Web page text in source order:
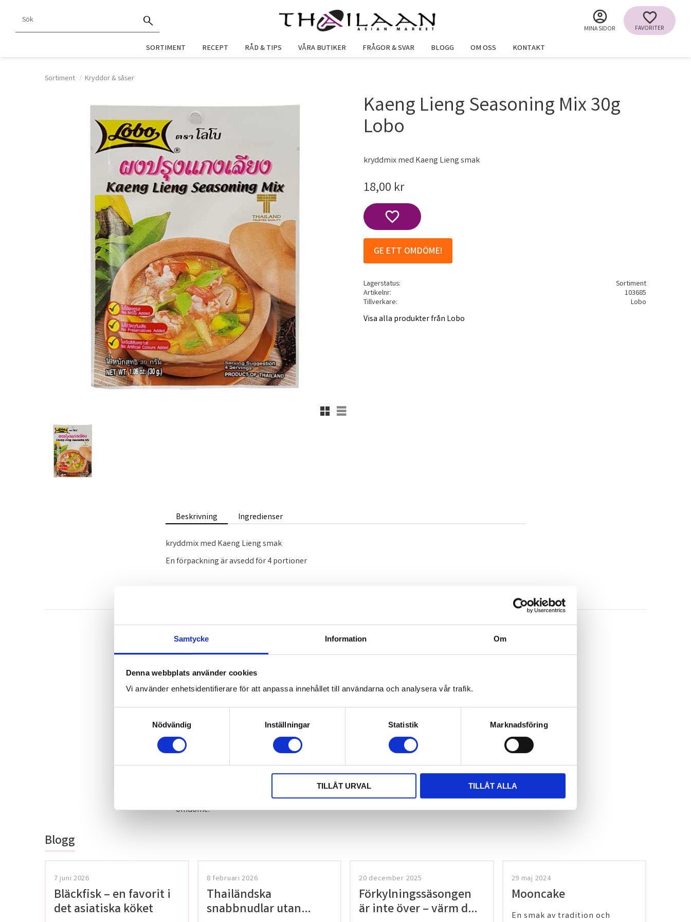
Samtycke Information Om
Denna webbplats använder cookies
Vi använder enhetsidentifierare för att anpassa innehållet till användarna och analysera vår trafik.
s
Nödvändig Inställningar Statistik Marknadsföring
TILLÅT URVAL TILLÅT ALLA
MINA SIDOR
FAVORITER
SORTIMENT
RECEPT RÅD & TIPS VÅRA BUTIKER FRÅGOR & SVAR BLOGG OM OSS KONTAKT
Sortiment Kryddor & såser
Kaeng Lieng Seasoning Mix 30g
Lobo
kryddmix med Kaeng Lieng smak
Rutnätsvy
Listvy
18,00 kr
Lägg till i favoriter
Lagerstatus
Sortiment
Artikelnr
103685
Tillverkare
Lobo
Visa alla produkter från Lobo
GE ETT OMDÖME!
Beskrivning Ingredienser
kryddmix med Kaeng Lieng smak
En förpackning är avsedd för 4 portioner
Omdömen
omdöme.
Blogg
7 juni 2026
Bläckfisk – en favorit i
det asiatiska köket
8 februari 2026
Thailändska
snabbnudlar utan
20 december 2025
Förkylningssäsongen
är inte över – värm dig
29 maj 2024
Mooncake
En smak av tradition och